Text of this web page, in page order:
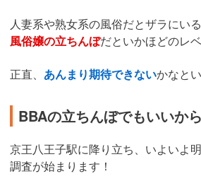
人妻系や熟女系の風俗だとザラにいる
風俗嬢の立ちんぼだといかほどのレ
正直、 あんまり期待できないかなと
BBAの立ちんぼでもいいか
京王八王子駅に降り立ち、いよいよ
調査が始まります！